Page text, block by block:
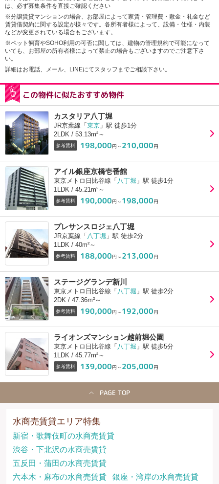
は、必ず募集条件を直接ご確認ください
※分譲賃貸マンションの場合、お部屋によって家賃・管理費・敷金・礼金など
賃貸借契約に関する設定が様々です。各所有者様によって、設備・仕様・内装
などが変更されている場合もございます。
※ペット飼育やSOHO利用の可否に関しては、建物の管理規約で可能になって
いても、お部屋の所有者様によって禁止の場合もございますのでご注意下さ
い。
詳細はお電話、メール、LINEにてスタッフまでご相談下さい。
この物件に似たおすすめ物件
カスタリア八丁堀
JR京葉線「 東京 」駅 徒歩1分
2LDK / 53.13m²～
参考賃料 198,000円～ 210,000円
アイル銀座京橋壱番館
東京メトロ日比谷線「 八丁堀 」駅 徒歩1分
1LDK / 45.21m²～
参考賃料 190,000円～ 198,000円
プレサンスロジェ八丁堀
JR京葉線「 八丁堀 」駅 徒歩2分
1LDK / 40m²～
参考賃料 188,000円～ 213,000円
ステージグランデ新川
東京メトロ日比谷線「 八丁堀 」駅 徒歩2分
2DK / 47.36m²～
参考賃料 190,000円～ 192,000円
ライオンズマンション越前堀公園
東京メトロ日比谷線「 八丁堀 」駅 徒歩5分
1LDK / 45.77m²～
参考賃料 139,000円～ 205,000円
PAGE TOP
水商売賃貸エリア特集
新宿・歌舞伎町の水商売賃貸
渋谷・下北沢の水商売賃貸
五反田・蒲田の水商売賃貸
六本木・麻布の水商売賃貸
銀座・湾岸の水商売賃貸